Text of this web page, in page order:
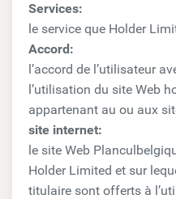
Services:
le service que Holder
Accord:
l’accord de l’utilisateur
l’utilisation du site Web
appartenant au ou aux
site internet:
le site Web
Holder Limited et sur
titulaire sont offerts à